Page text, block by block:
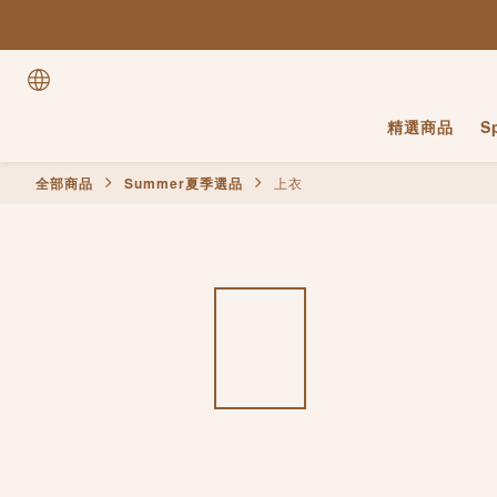
精選商品
全部商品 Summer夏季選品 上衣